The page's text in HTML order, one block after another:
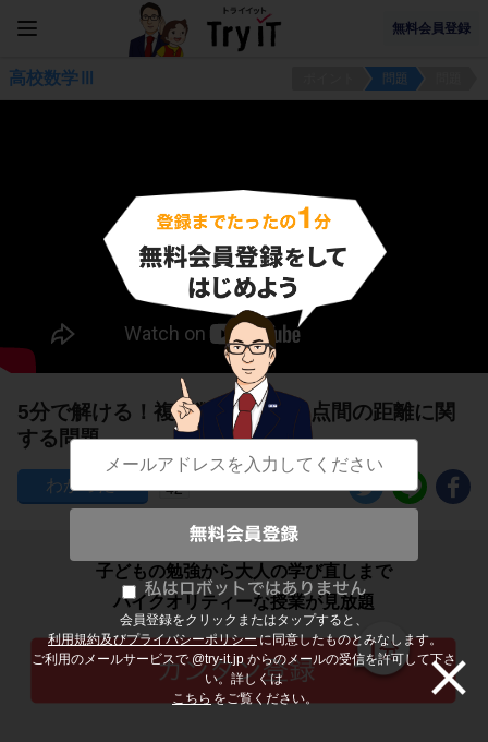
無料会員登録
会員登録をクリックまたはタップすると、
利用規約及びプライバシーポリシーに同意したものとみなします。
ご利用のメールサービスで @try-it.jp からのメールの受信を許可して下さ
い。詳しくは
こちら をご覧ください。
高校数学Ⅲ 問題
5分で解ける！複素数平面上の2点間の距離に関
する問題
42
子どもの勉強から大人の学び直しまで
ハイクオリティーな授業が見放題